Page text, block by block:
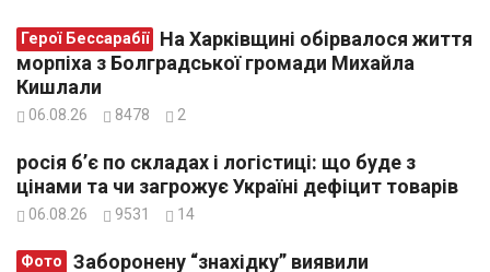
Герої Бессарабії
морпіха з Болградської громади Михайла
Кишлали
06.08.26 8478 2
росія б’є по складах і логістиці: що буде з
цінами та чи загрожує Україні дефіцит товарів
06.08.26 9531 14
Фото